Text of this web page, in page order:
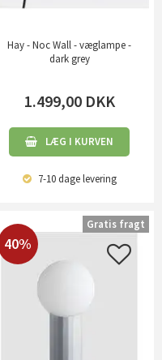
Hay - Noc Wall - væglampe -
dark grey
1.499,00 DKK
LÆG I KURVEN
7-10 dagelevering
40%
Gratis fragt